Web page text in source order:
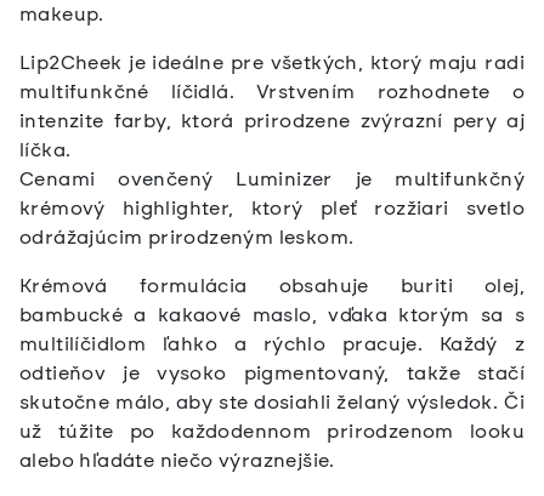
makeup.
Lip2Cheek je ideálne pre všetkých, ktorý maju radi
multifunkčné líčidlá. Vrstvením rozhodnete o
intenzite farby, ktorá prirodzene zvýrazní pery aj
líčka.
Cenami ovenčený Luminizer je multifunkčný
krémový highlighter, ktorý pleť rozžiari svetlo
odrážajúcim prirodzeným leskom.
Krémová formulácia obsahuje buriti olej,
bambucké a kakaové maslo, vďaka ktorým sa s
multilíčidlom ľahko a rýchlo pracuje. Každý z
odtieňov je vysoko pigmentovaný, takže stačí
skutočne málo, aby ste dosiahli želaný výsledok. Či
už túžite po každodennom prirodzenom looku
alebo hľadáte niečo výraznejšie.